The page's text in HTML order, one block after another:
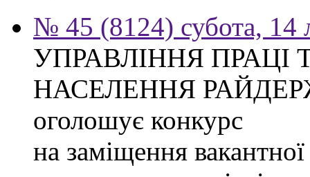
№ 45 (8124) субота, 14
УПРАВЛІННЯ ПРАЦІ
НАСЕЛЕННЯ
оголошує конкурс
на заміщення